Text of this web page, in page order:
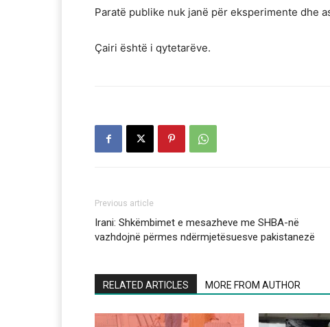
Paratë publike nuk janë për eksperimente dhe
Çairi është i qytetarëve.
Previous article
Irani: Shkëmbimet e mesazheve me SHBA-në
vazhdojnë përmes ndërmjetësuesve pakistanezë
RELATED ARTICLES MORE FROM AUTHOR